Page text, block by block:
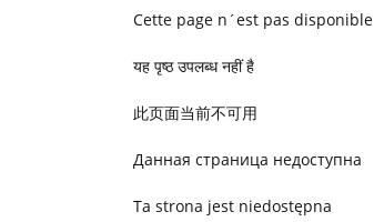
Cette page n´est pas disponible
यह पृष्ठ उपलब्ध नहीं है
此页面当前不可用
Данная страница недоступна
Ta strona jest niedostępna